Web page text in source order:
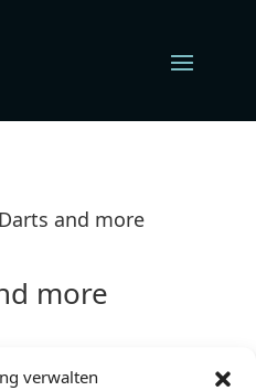
verwalten
and more
more